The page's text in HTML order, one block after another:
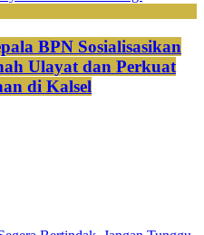
BPN Sosialisasikan
Ulayat dan Perkuat
di Kalsel